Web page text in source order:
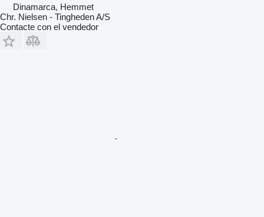
Dinamarca, Hemmet
Chr. Nielsen - Tingheden A/S
Contacte con el vendedor